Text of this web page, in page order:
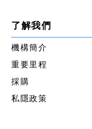
了解我們
機構簡介
重要里程
採購
私隱政策